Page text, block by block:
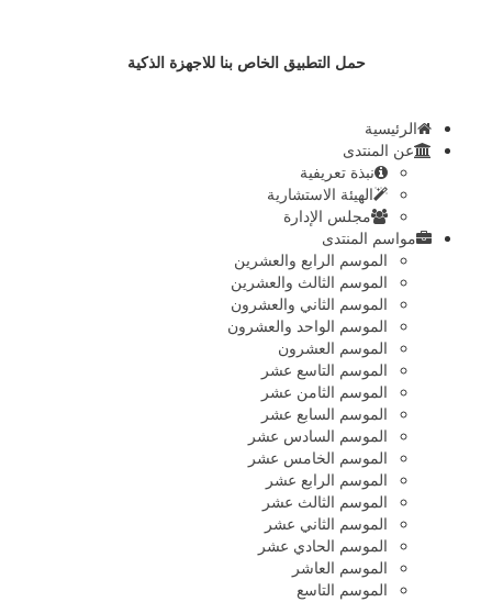
حمل التطبيق الخاص بنا للاجهزة الذكية
الرئيسية
عن المنتدى
نبذة تعريفية
الهيئة الاستشارية
مجلس الإدارة
مواسم المنتدى
الموسم الرابع والعشرين
الموسم الثالث والعشرين
الموسم الثاني والعشرون
الموسم الواحد والعشرون
الموسم العشرون
الموسم التاسع عشر
الموسم الثامن عشر
الموسم السابع عشر
الموسم السادس عشر
الموسم الخامس عشر
الموسم الرابع عشر
الموسم الثالث عشر
الموسم الثاني عشر
الموسم الحادي عشر
الموسم العاشر
الموسم التاسع